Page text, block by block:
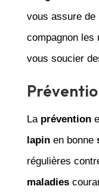
vous assure
compagnon les
vous soucier
La prévention
lapinen bonne
régulières
maladies